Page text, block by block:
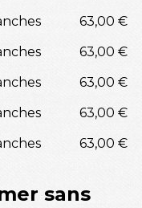
63,00 €
63,00 €
63,00 €
63,00 €
63,00 €
sans